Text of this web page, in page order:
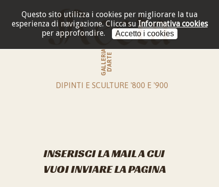
Questo sito utilizza i cookies per migliorare la tua
esperienza di navigazione. Clicca su Informativa cookies
per approfondire.
Accetto i cookies
GALLERIAD'ARTE
DIPINTI E SCULTURE '800 E '900
INSERISCI LA MAIL A CUI
VUOI INVIARE LA PAGINA